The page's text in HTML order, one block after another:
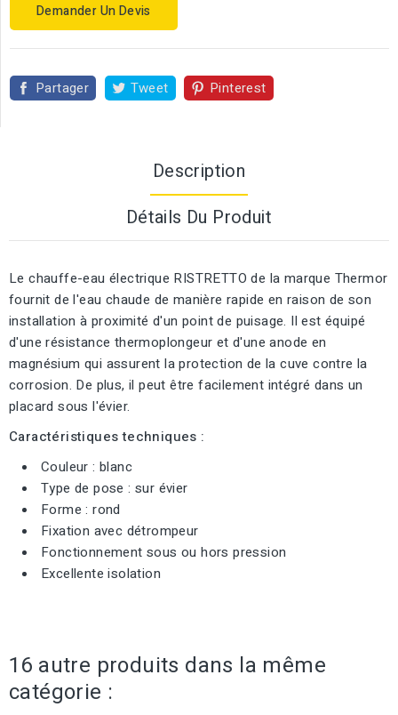
Demander Un Devis
Partager Tweet Pinterest
Description
Détails Du Produit
Le chauffe-eau électrique RISTRETTO de la marque Thermor
fournit de l'eau chaude de manière rapide en raison de son
installation à proximité d'un point de puisage. Il est équipé
d'une résistance thermoplongeur et d'une anode en
magnésium qui assurent la protection de la cuve contre la
corrosion. De plus, il peut être facilement intégré dans un
placard sous l'évier.
Caractéristiques techniques :
Couleur : blanc
Type de pose : sur évier
Forme : rond
Fixation avec détrompeur
Fonctionnement sous ou hors pression
Excellente isolation
16 autre produits dans la même
catégorie :